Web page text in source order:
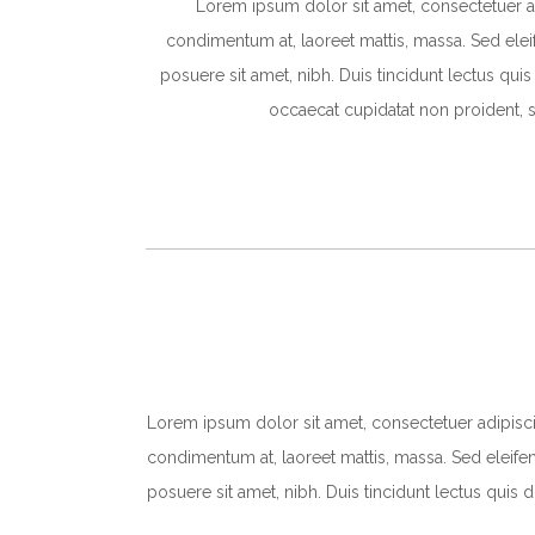
Lorem ipsum dolor sit amet, consectetuer
condimentum at, laoreet mattis, massa. Sed
posuere sit amet, nibh. Duis tincidunt lectus
occaecat cupidatat non proident,
Lorem ipsum dolor sit amet, consectetuer
condimentum at, laoreet mattis, massa. Sed
posuere sit amet, nibh. Duis tincidunt lectus quis